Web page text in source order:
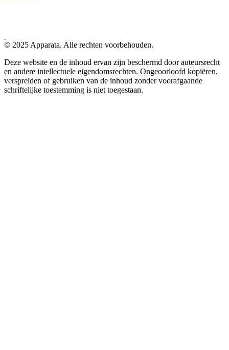
© 2025 Apparata. Alle rechten voorbehouden.
Deze website en de inhoud ervan zijn beschermd door auteursrecht
en andere intellectuele eigendomsrechten. Ongeoorloofd kopiëren,
verspreiden of gebruiken van de inhoud zonder voorafgaande
schriftelijke toestemming is niet toegestaan.